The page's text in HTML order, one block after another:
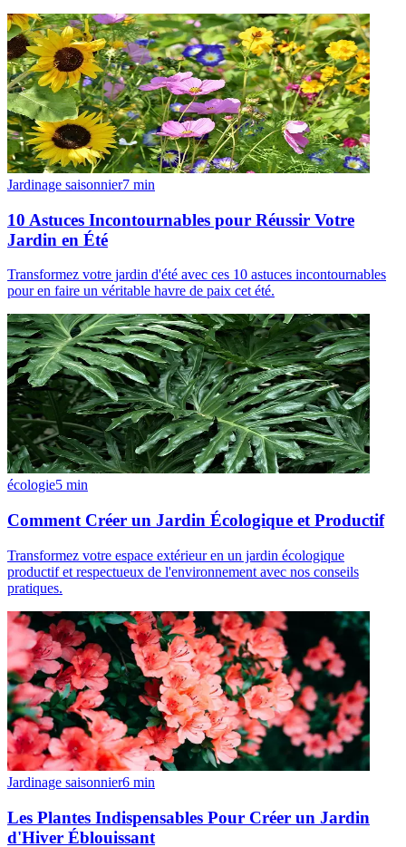
Jardinage saisonnier7 min
10 Astuces Incontournables pour Réussir Votre
Jardin en Été
Transformez votre jardin d'été avec ces 10 astuces incontournables
pour en faire un véritable havre de paix cet été.
écologie5 min
Comment Créer un Jardin Écologique et Productif
Transformez votre espace extérieur en un jardin écologique
productif et respectueux de l'environnement avec nos conseils
pratiques.
Jardinage saisonnier6 min
Les Plantes Indispensables Pour Créer un Jardin
d'Hiver Éblouissant